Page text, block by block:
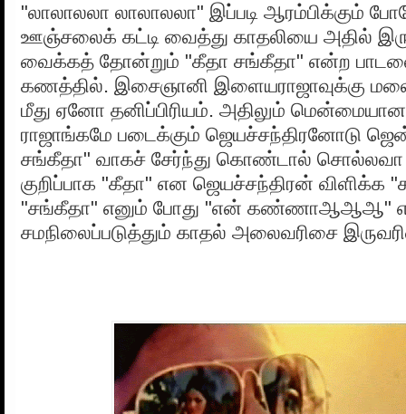
"லாலாலலா லாலாலலா" இப்படி ஆரம்பிக்கும்
ஊஞ்சலைக் கட்டி வைத்து காதலியை அதில்
வைக்கத் தோன்றும் "கீதா சங்கீதா" என்ற
கணத்தில். இசைஞானி இளையராஜாவுக்கு
மீது ஏனோ தனிப்பிரியம். அதிலும் மென்மையான
ராஜாங்கமே படைக்கும் ஜெயச்சந்திரனோடு
சங்கீதா" வாகச் சேர்ந்து கொண்டால்
குறிப்பாக "கீதா" என ஜெயச்சந்திரன்
"சங்கீதா" எனும் போது "என் கண்ணாஆஆஆ"
சமநிலைப்படுத்தும் காதல் அலைவரிசை